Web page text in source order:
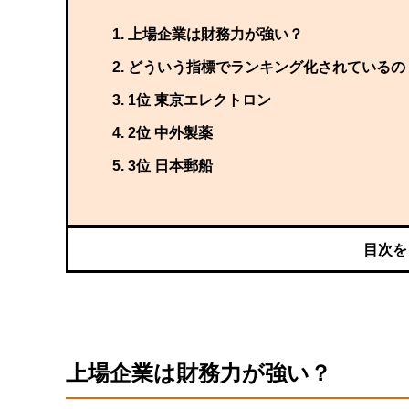
上場企業は財務力が強い？
どういう指標でランキング化されているの
1位 東京エレクトロン
2位 中外製薬
3位 日本郵船
上場企業は財務力が強い？